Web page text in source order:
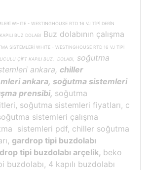
WHITE - WESTINGHOUSE RTD 16 VJ TİPİ DERİN
BUZ DOLABIBuz dolabının çalışma
SİSTEMLERİ WHITE - WESTINGHOUSE RTD 16 VJ TİPİ
ÇİFT KAPILI BUZ, DOLABI,
soğutma
ankara, chiller
ankara, soğutma sistemleri
prensibi, soğutma
soğutma sistemleri fiyatları, c
sistemleri çalışma
sistemleri pdf, chiller soğutma
gardrop tipi buzdolabı
tipi buzdolabı arçelik, beko
buzdolabı, 4 kapılı buzdolabı